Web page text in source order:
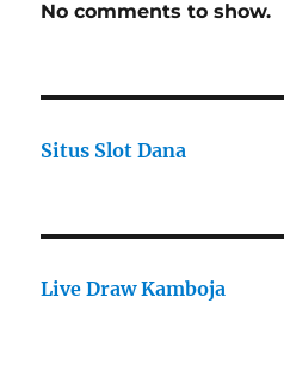
No comments to show.
Situs Slot Dana
Live Draw Kamboja